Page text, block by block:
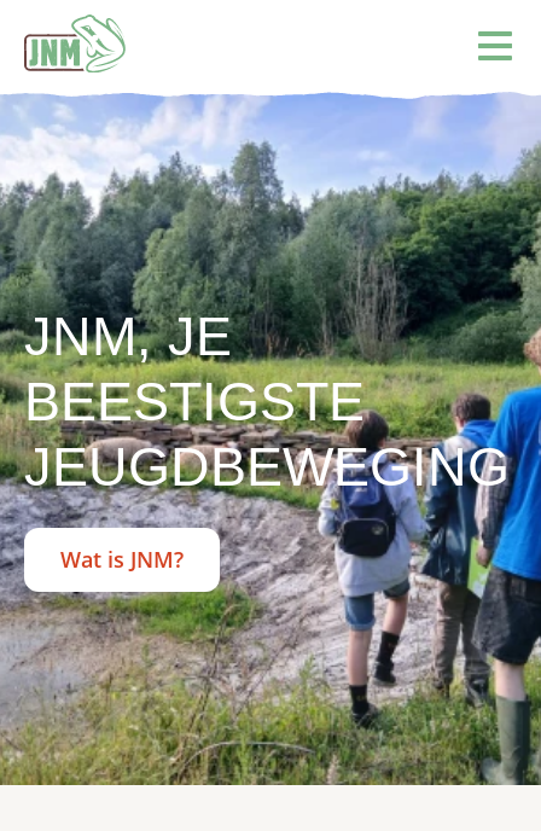
JNM, JE
BEESTIGSTE
JEUGDBEWEGING
Wat is JNM?